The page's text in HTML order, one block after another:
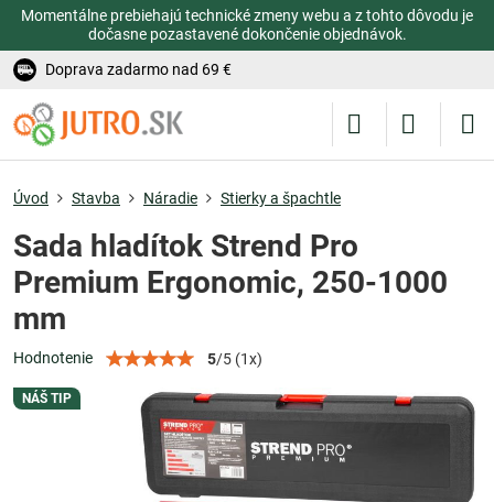
Momentálne prebiehajú technické zmeny webu a z tohto dôvodu je
dočasne pozastavené dokončenie objednávok.
Doprava zadarmo nad 69 €
NÁŠ TIP
Úvod Stavba Náradie Stierky a špachtle
Sada hladítok Strend Pro
Premium Ergonomic, 250-1000
mm
Hodnotenie 5/5 (1x)